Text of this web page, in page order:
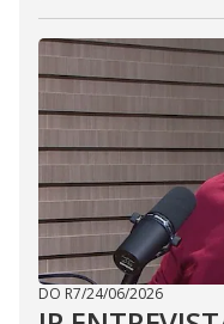
DO R7/24/06/2026